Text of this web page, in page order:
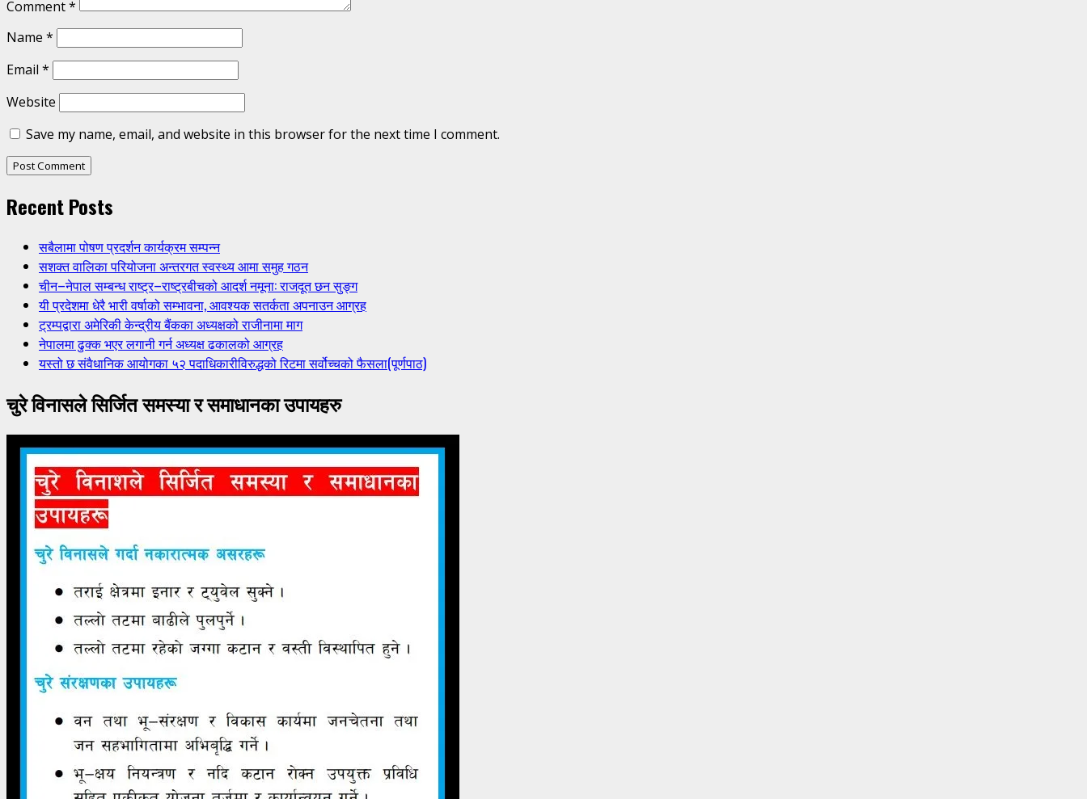
Comment*
Name *
Email *
Website
Save my name, email, and website in this browser for the next time I comment.
Recent Posts
सबैलामा पोषण प्रदर्शन कार्यक्रम सम्पन्न
सशक्त वालिका परियोजना अन्तरगत स्वस्थ्य आमा समुह गठन
चीन–नेपाल सम्बन्ध राष्ट्र–राष्ट्रबीचको आदर्श नमूना: राजदूत छन सुङ्ग
यी प्रदेशमा धेरै भारी वर्षाको सम्भावना, आवश्यक सतर्कता अपनाउन आग्रह
ट्रम्पद्वारा अमेरिकी केन्द्रीय बैंकका अध्यक्षको राजीनामा माग
नेपालमा ढुक्क भएर लगानी गर्न अध्यक्ष ढकालको आग्रह
यस्तो छ संवैधानिक आयोगका ५२ पदाधिकारीविरुद्धको रिटमा सर्वोच्चको फैसला(पूर्णपाठ)
चुरे विनासले सिर्जित समस्या र समाधानका उपायहरु